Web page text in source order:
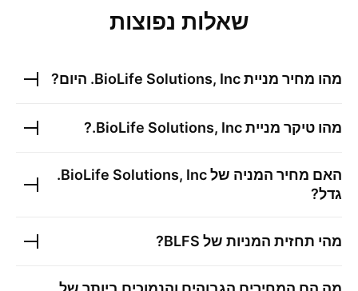
שאלות נפוצות
מהו מחיר מנייתBioLife Solutions, Inc. היום?
מהו טיקר מנייתBioLife Solutions, Inc.
?
האם מחיר המניה שלBioLife Solutions, Inc.
גדל?
מהי תחזית המניות של BLFS
?